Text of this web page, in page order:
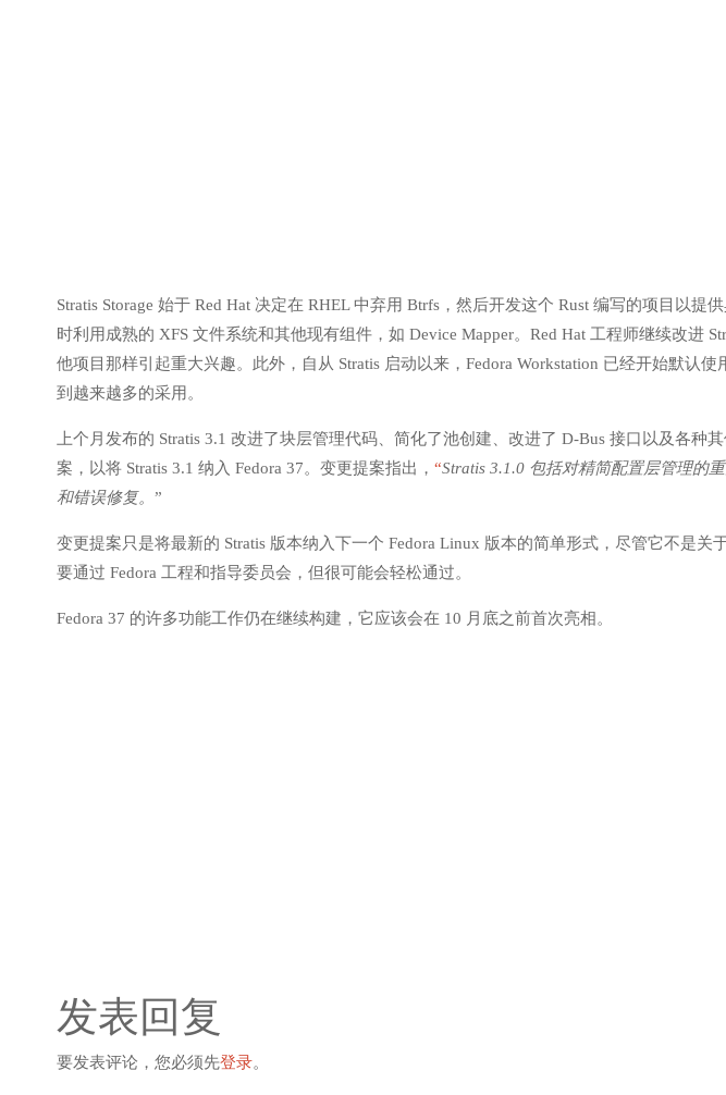
Stratis Storage 始于 Red Hat 决定在 RHEL 中弃用 Btrfs，然后开发这个 Rust 编写的项目以提
时利用成熟的 XFS 文件系统和其他现有组件，如 Device Mapper。Red Hat 工程师继续改进
他项目那样引起重大兴趣。此外，自从 Stratis 启动以来，Fedora Workstation 已经开始默认
到越来越多的采用。
上个月发布的 Stratis 3.1 改进了块层管理代码、简化了池创建、改进了 D-Bus 接口以及各种
案，以将 Stratis 3.1 纳入 Fedora 37。变更提案指出， “Stratis 3.1.0 包括对精简配置层管理的
和错误修复。 ”
变更提案只是将最新的 Stratis 版本纳入下一个 Fedora Linux 版本的简单形式，尽管它不是关
要通过 Fedora 工程和指导委员会，但很可能会轻松通过。
Fedora 37 的许多功能工作仍在继续构建，它应该会在 10 月底之前首次亮相。
发表回复
要发表评论，您必须先登录。